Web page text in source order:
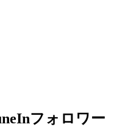
フォロワー